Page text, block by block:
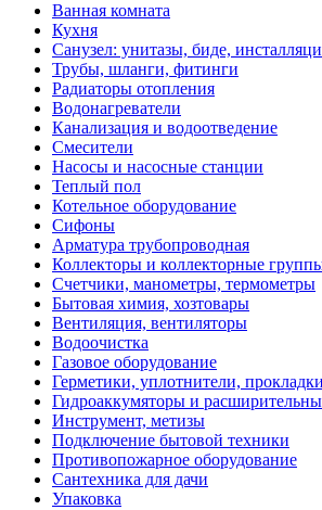
Ванная комната
Кухня
Санузел: унитазы, биде,
Трубы, шланги, фитинги
Радиаторы отопления
Водонагреватели
Канализация и водоотведение
Смесители
Насосы и насосные станции
Теплый пол
Котельное оборудование
Сифоны
Арматура трубопроводная
Коллекторы и коллекторные
Счетчики, манометры, термометры
Бытовая химия, хозтовары
Вентиляция, вентиляторы
Водоочистка
Газовое оборудование
Герметики, уплотнители, прокладки
Гидроаккумяторы и
Инструмент, метизы
Подключение бытовой техники
Противопожарное оборудование
Сантехника для дачи
Упаковка